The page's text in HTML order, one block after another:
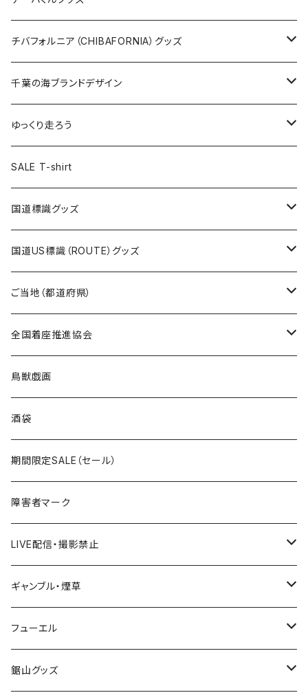
Tシャツ
キャップ
トートバッグ
ランチバッグ
エコバッグ
缶バッジ
キーホルダー
クリアファイル
ステッカー
缶バッジ
キーホルダー
クリアファイル
ステッカー大
缶バッジ32mm
缶バッジ54mm
エコバッグ
JAGUARさんコラボグッズ
Tシャツ
ステッカー
サコッシュ
ホテルキーホルダー
モーテルキーホルダー
トートバッグ
ステッカー
缶バッジ
クリアファイル
マスク
エコバッグ
千葉ロッテマリーンズコラボ
Tシャツ
キャップ
エコバッグ
ステッカー
モーテルキーホルダー
ホテルキーホルダー
トートバッグ
チバフォルニア（CHIBAFORNIA）グッズ
Tシャツ
キャップ
ステッカー
ホテルキーホルダー
千葉の海ブランドデザイン
Tシャツ
キャップ
ステッカー
ゆっくり走ろう
Tシャツ
ステッカー
ホテルキーホルダー
SALE T-shirt
国道標識グッズ
ステッカー
国道0～99号線
国道100～199号線
国道600～699号線
国道700～799号線
Tシャツ
キャップ
国道US標識（ROUTE）グッズ
ステッカー
ROUTE 0～99号線
ROUTE100～199号線
ROUTE600～699号線
ROUTE700～799号線
Tシャツ
ROUTE 0～99号線
ROUTE 100～199号線
ROUTE 600～699号線
ROUTE 700～799号線
キャップ
ROUTE 0～99号線
ROUTE 100～199号線
ROUTE 600～699号線
ROUTE 700～799号線
ご当地（都道府県）
北海道
青森県
岩手県
宮城県
秋田県
Tシャツ
ステッカー
山形県
福島県
茨城県
栃木県
全国着座推進協会
ステッカー
鳥獣戯画
酒袋
期間限定SALE（セール）
障害者マーク
LIVE配信・撮影禁止
LIVE配信禁止
撮影禁止
ギャンブル・煙草
ホテルキーホルダー
たばこ・禁煙ステッカー
フューエル
ステッカー
鋸山グッズ